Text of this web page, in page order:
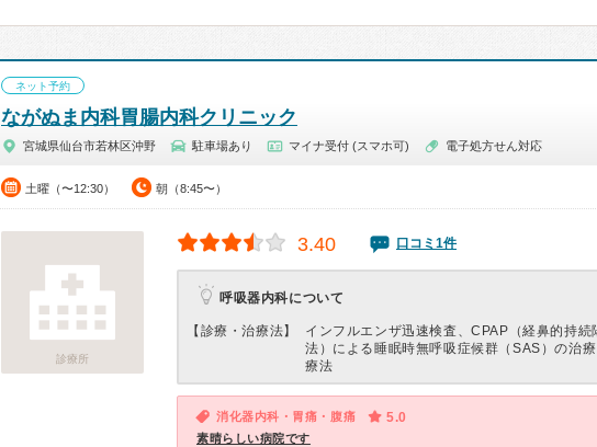
ネット予約
ながぬま内科胃腸内科クリニック
宮城県仙台市若林区沖野 駐車場あり マイナ受付 (スマホ可) 電子処方せん対応
土曜（〜12:30） 朝（8:45〜）
診療所
3.40 口コミ1件
呼吸器内科について
【診療・治療法】
インフルエンザ迅速検査、CPAP（経鼻的持続
法）による睡眠時無呼吸症候群（SAS）の治
療法
消化器内科・胃痛・腹痛 5.0
素晴らしい病院です